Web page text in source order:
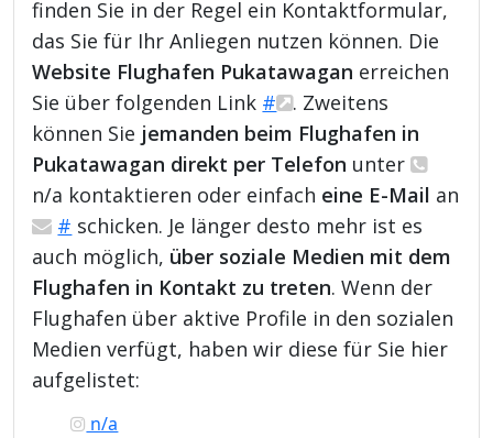
finden Sie in der Regel ein Kontaktformular,
das Sie für Ihr Anliegen nutzen können. Die
Website Flughafen Pukatawagan erreichen
Sie über folgenden Link #
. Zweitens
können Sie jemanden beim Flughafen in
Pukatawagan direkt per Telefon unter
n/a kontaktieren oder einfach eine E-Mail an
# schicken. Je länger desto mehr ist es
auch möglich, über soziale Medien mit dem
Flughafen in Kontakt zu treten. Wenn der
Flughafen über aktive Profile in den sozialen
Medien verfügt, haben wir diese für Sie hier
aufgelistet:
n/a